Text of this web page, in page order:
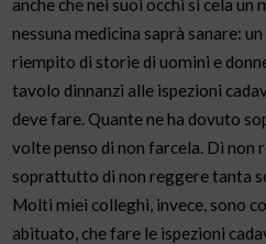
nessuna medicina saprà sanare:
riempito di storie di uomini e
tavolo dinnanzi alle ispezioni
deve fare. Quante ne ha dovuto
volte penso di non farcela. Di non
soprattutto di non reggere tanta
Molti miei colleghi, invece, sono
abituato, che fare le ispezioni